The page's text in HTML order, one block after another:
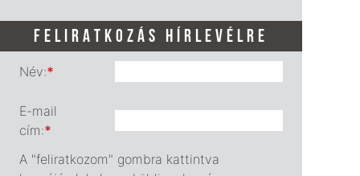
FELIRATKOZÁS HÍRLEVÉLRE
Név:*
E-mail
cím:*
A "feliratkozom" gombra kattintva